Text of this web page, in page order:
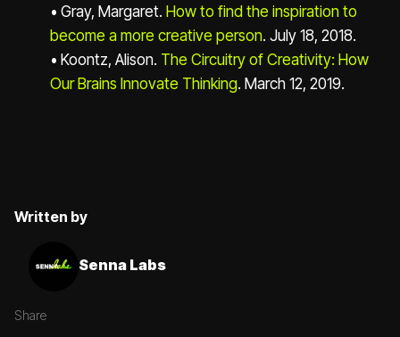
• Gray, Margaret. How to find the inspiration to
become a more creative person. July 18, 2018.
• Koontz, Alison. The Circuitry of Creativity: How
Our Brains Innovate Thinking. March 12, 2019.
Written by
Senna Labs
Share